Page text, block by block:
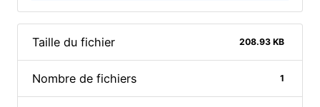
Taille du fichier 208.93 KB
Nombre de fichiers 1